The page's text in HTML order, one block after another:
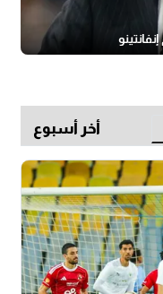
أخر أسبوع